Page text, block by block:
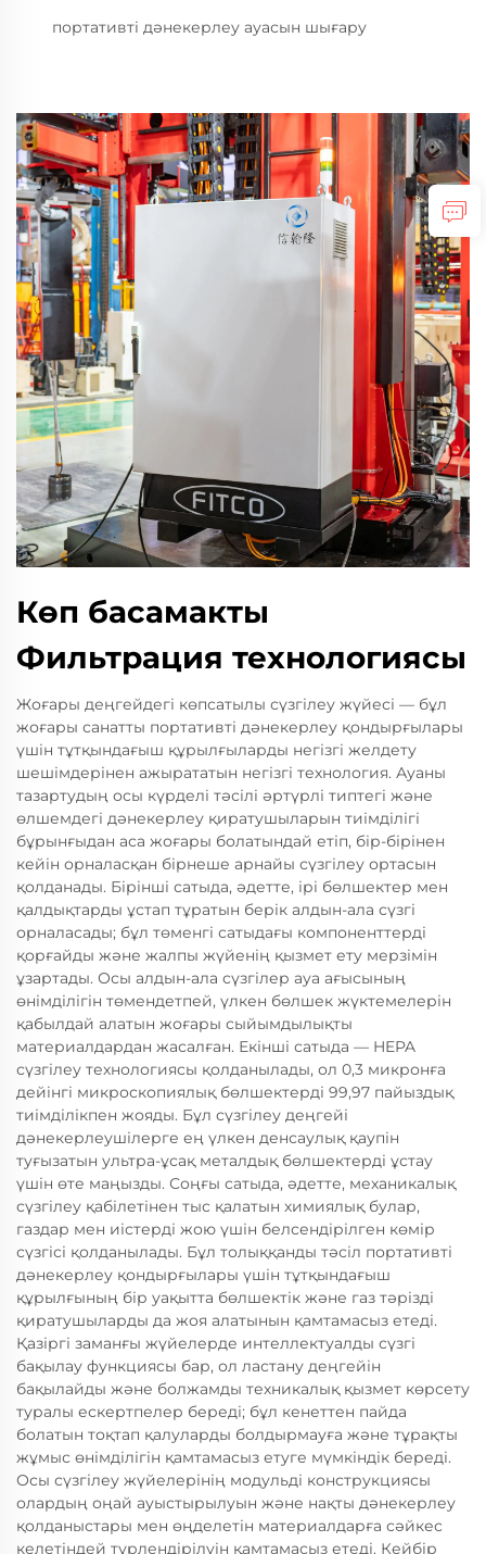
портативті дәнекерлеу ауасын шығару
Көп басамакты
Фильтрация технологиясы
Жоғары деңгейдегі көпсатылы сүзгілеу жүйесі — бұл
жоғары санатты портативті дәнекерлеу қондырғылары
үшін тұтқындағыш құрылғыларды негізгі желдету
шешімдерінен ажырататын негізгі технология. Ауаны
тазартудың осы күрделі тәсілі әртүрлі типтегі және
өлшемдегі дәнекерлеу қиратушыларын тиімділігі
бұрынғыдан аса жоғары болатындай етіп, бір-бірінен
кейін орналасқан бірнеше арнайы сүзгілеу ортасын
қолданады. Бірінші сатыда, әдетте, ірі бөлшектер мен
қалдықтарды ұстап тұратын берік алдын-ала сүзгі
орналасады; бұл төменгі сатыдағы компоненттерді
қорғайды және жалпы жүйенің қызмет ету мерзімін
ұзартады. Осы алдын-ала сүзгілер ауа ағысының
өнімділігін төмендетпей, үлкен бөлшек жүктемелерін
қабылдай алатын жоғары сыйымдылықты
материалдардан жасалған. Екінші сатыда — HEPA
сүзгілеу технологиясы қолданылады, ол 0,3 микронға
дейінгі микроскопиялық бөлшектерді 99,97 пайыздық
тиімділікпен жояды. Бұл сүзгілеу деңгейі
дәнекерлеушілерге ең үлкен денсаулық қаупін
туғызатын ультра-ұсақ металдық бөлшектерді ұстау
үшін өте маңызды. Соңғы сатыда, әдетте, механикалық
сүзгілеу қабілетінен тыс қалатын химиялық булар,
газдар мен иістерді жою үшін белсендірілген көмір
сүзгісі қолданылады. Бұл толыққанды тәсіл портативті
дәнекерлеу қондырғылары үшін тұтқындағыш
құрылғының бір уақытта бөлшектік және газ тәрізді
қиратушыларды да жоя алатынын қамтамасыз етеді.
Қазіргі заманғы жүйелерде интеллектуалды сүзгі
бақылау функциясы бар, ол ластану деңгейін
бақылайды және болжамды техникалық қызмет көрсету
туралы ескертпелер береді; бұл кенеттен пайда
болатын тоқтап қалуларды болдырмауға және тұрақты
жұмыс өнімділігін қамтамасыз етуге мүмкіндік береді.
Осы сүзгілеу жүйелерінің модульді конструкциясы
олардың оңай ауыстырылуын және нақты дәнекерлеу
қолданыстары мен өңделетін материалдарға сәйкес
келетіндей түрлендірілуін қамтамасыз етеді. Кейбір